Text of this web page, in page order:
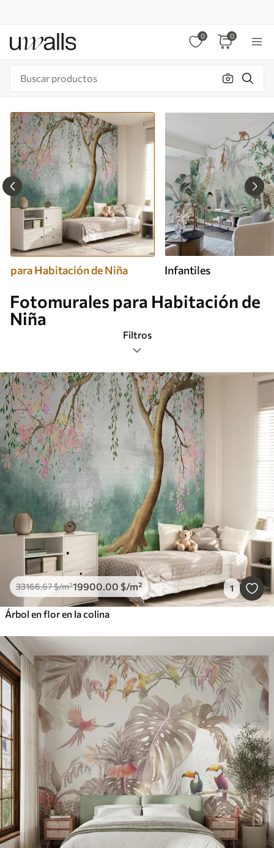
0 0
para Habitación de Niña Infantiles
Fotomurales para Habitación de
Niña
Filtros
Etiquetas
Formato de imagen
Paleta de colores
Inteligente
Borrar todos los filtros
33166.67$/m²19900.00 $/m² 1
Árbol en flor en la colina